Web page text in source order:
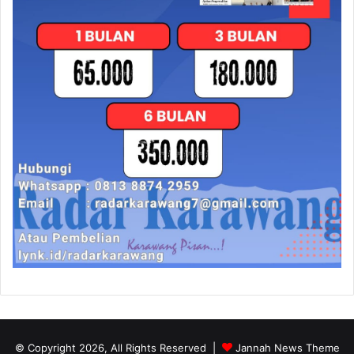
© Copyright 2026, All Rights Reserved | Jannah News Theme